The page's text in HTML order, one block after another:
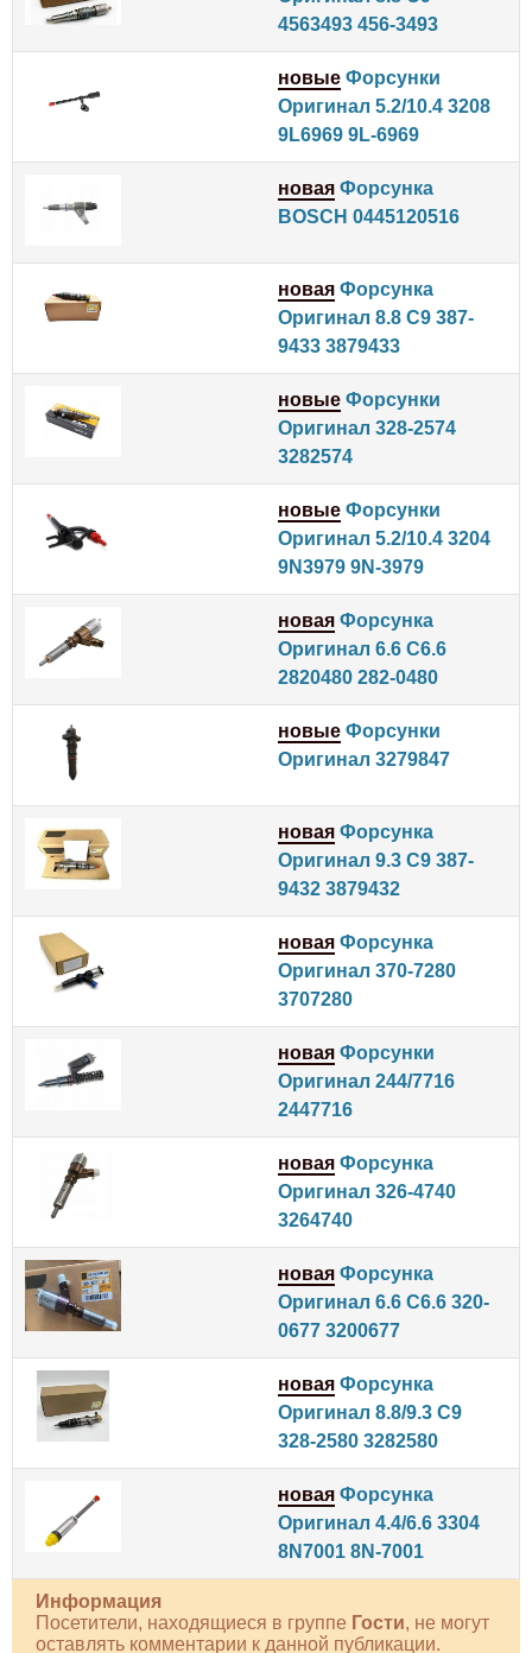
4563493 456-3493
новые Форсунки
Оригинал 5.2/10.4 3208
9L6969 9L-6969
новая Форсунка
BOSCH 0445120516
новая Форсунка
Оригинал 8.8 C9 387-
9433 3879433
новые Форсунки
Оригинал 328-2574
3282574
новые Форсунки
Оригинал 5.2/10.4 3204
9N3979 9N-3979
новая Форсунка
Оригинал 6.6 C6.6
2820480 282-0480
новые Форсунки
Оригинал 3279847
новая Форсунка
Оригинал 9.3 C9 387-
9432 3879432
новая Форсунка
Оригинал 370-7280
3707280
новая Форсунки
Оригинал 244/7716
2447716
новая Форсунка
Оригинал 326-4740
3264740
новая Форсунка
Оригинал 6.6 C6.6 320-
0677 3200677
новая Форсунка
Оригинал 8.8/9.3 C9
328-2580 3282580
новая Форсунка
Оригинал 4.4/6.6 3304
8N7001 8N-7001
Информация
Посетители, находящиеся в группе Гости, не могут
оставлять комментарии к данной публикации.